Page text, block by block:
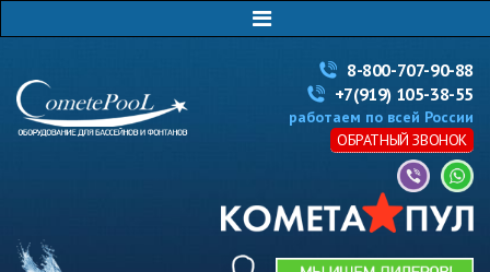
8-800-707-90-88
+7(919) 105-38-55
работаем по всей России
ОБРАТНЫЙ ЗВОНОК